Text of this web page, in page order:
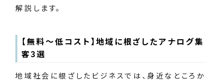
解説します。
【無料～低コスト】地域に根ざしたアナログ集
客3選
地域社会に根ざしたビジネスでは、身近なところか